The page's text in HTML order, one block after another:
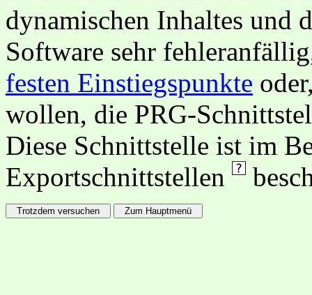
dynamischen Inhaltes und
Software sehr
festen Einstiegspunkte
wollen, die PRG-
Diese Schnittstelle ist im
Exportschnittstellen